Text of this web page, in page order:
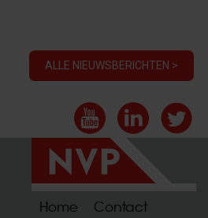
ALLE NIEUWSBERICHTEN >
Home Contact